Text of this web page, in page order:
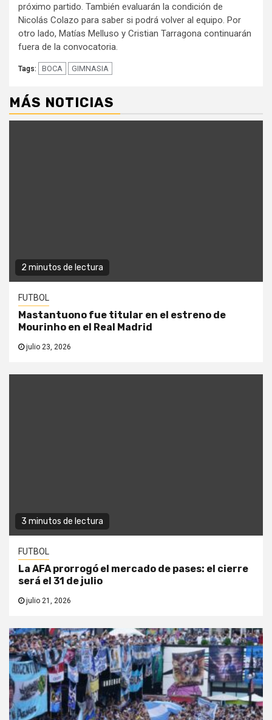
próximo partido. También evaluarán la condición de
Nicolás Colazo para saber si podrá volver al equipo. Por
otro lado, Matías Melluso y Cristian Tarragona continuarán
fuera de la convocatoria.
Tags: BOCA GIMNASIA
MÁS NOTICIAS
2 minutos de lectura
FUTBOL
Mastantuono fue titular en el estreno de
Mourinho en el Real Madrid
julio 23, 2026
3 minutos de lectura
FUTBOL
La AFA prorrogó el mercado de pases: el cierre
será el 31 de julio
julio 21, 2026